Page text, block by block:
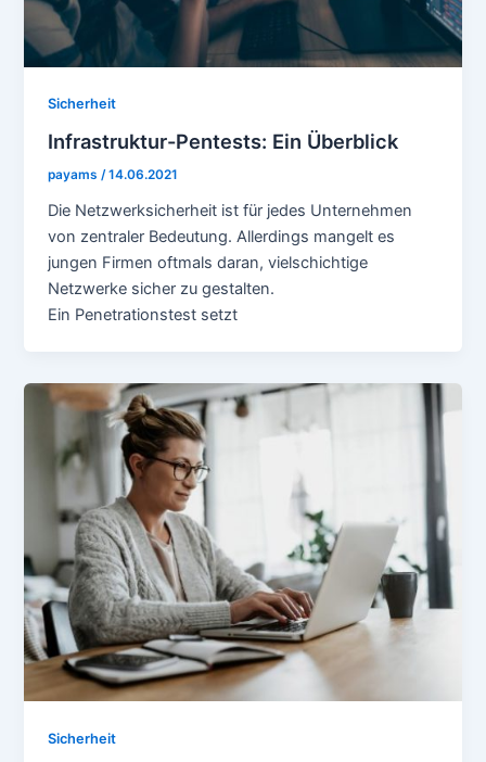
Sicherheit
Infrastruktur-Pentests: Ein Überblick
payams/14.06.2021
Die Netzwerksicherheit ist für jedes Unternehmen
von zentraler Bedeutung. Allerdings mangelt es
jungen Firmen oftmals daran, vielschichtige
Netzwerke sicher zu gestalten.
Ein Penetrationstest setzt
Sicherheit